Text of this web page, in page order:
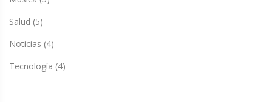
Salud (5)
Noticias (4)
Tecnología (4)